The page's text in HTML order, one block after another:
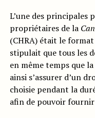
L’une des principales
propriétaires de la
(CHRA) était le
stipulait que tous les
en même temps que
ainsi s’assurer d’un
choisie pendant la
afin de pouvoir fournir